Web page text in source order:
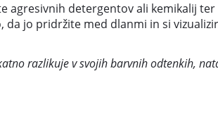
detergentov ali kemikalij
jo pridržite med dlanmi in si
razlikuje v svojih barvnih odtenkih,